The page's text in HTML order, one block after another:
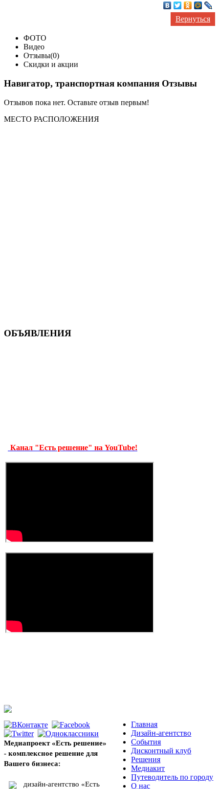
Вернуться
ФОТО
Видео
Отзывы(0)
Скидки и акции
Навигатор, транспортная компания Отзывы
Отзывов пока нет. Оставьте отзыв первым!
МЕСТО РАСПОЛОЖЕНИЯ
ОБЪЯВЛЕНИЯ
Канал "Есть решение" на YouTube!
Медиапроект «Есть решение»
- комплексное решение для
Вашего бизнеса:
дизайн-агентство «Есть
Главная
Дизайн-агентство
События
Дисконтный клуб
Решения
Медиакит
Путеводитель по городу
О нас